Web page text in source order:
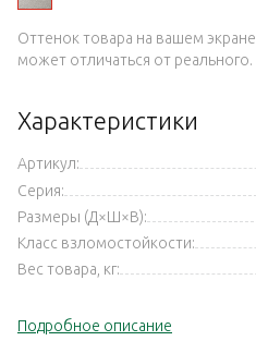
Оттенок товара на вашем экране
может отличаться от реального.
Характеристики
Артикул:
Серия:
Размеры (Д×Ш×В):
Класс взломостойкости:
Вес товара, кг:
Подробное описание